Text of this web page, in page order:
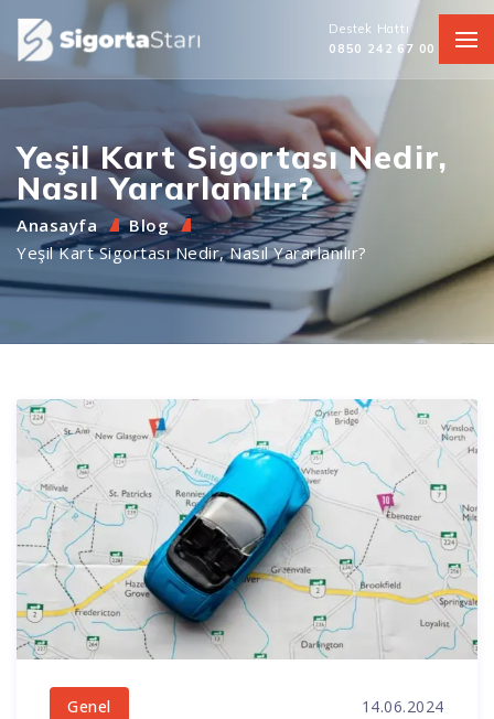
Destek Hattı
0850 242 67 00
Yeşil Kart Sigortası Nedir,
Nasıl Yararlanılır?
Anasayfa
Blog
Yeşil Kart Sigortası Nedir, Nasıl Yararlanılır?
Genel 14.06.2024